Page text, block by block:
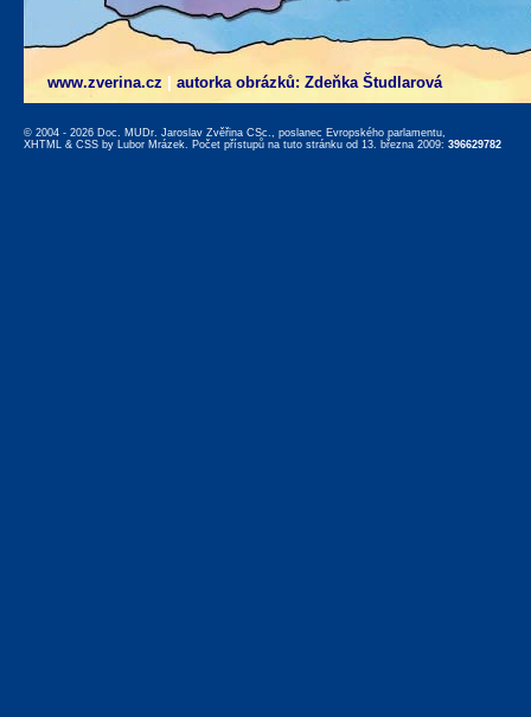
www.zverina.cz autorka obrázků: Zdeňka Študlarová
© 2004 - 2026 Doc. MUDr. Jaroslav Zvěřina CSc., poslanec Evropského parlamentu,
XHTML & CSS by Lubor Mrázek. Počet přístupů na tuto stránku od 13. března 2009: 396629782